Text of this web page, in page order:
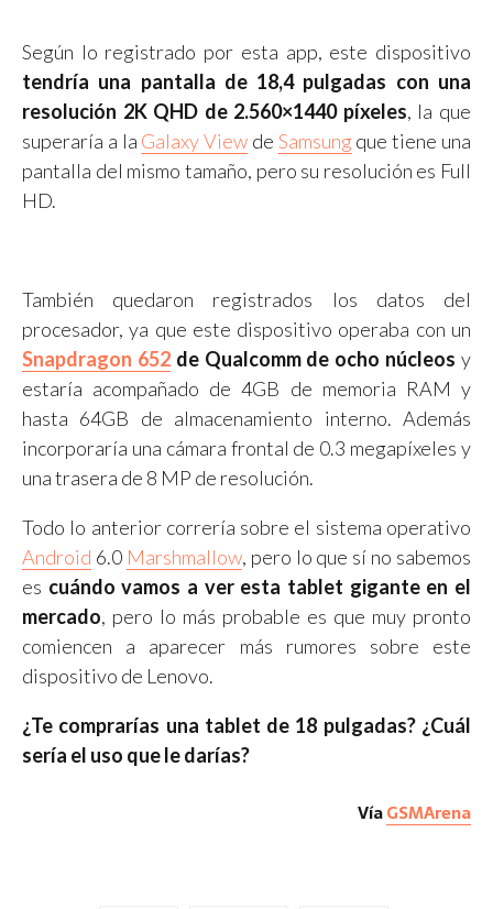
Según lo registrado por esta app, este dispositivo
tendría una pantalla de 18,4 pulgadas con una
resolución 2K QHD de 2.560×1440 píxeles, la que
superaría a la Galaxy View de Samsung que tiene una
pantalla del mismo tamaño, pero su resolución es Full
HD.
También quedaron registrados los datos del
procesador, ya que este dispositivo operaba con un
Snapdragon 652de Qualcomm de ocho núcleos y
estaría acompañado de 4GB de memoria RAM y
hasta 64GB de almacenamiento interno. Además
incorporaría una cámara frontal de 0.3 megapíxeles y
una trasera de 8 MP de resolución.
Todo lo anterior correría sobre el sistema operativo
Android 6.0 Marshmallow, pero lo que sí no sabemos
es cuándo vamos a ver esta tablet gigante en el
mercado, pero lo más probable es que muy pronto
comiencen a aparecer más rumores sobre este
dispositivo de Lenovo.
¿Te comprarías una tablet de 18 pulgadas? ¿Cuál
sería el uso que le darías?
VíaGSMArena